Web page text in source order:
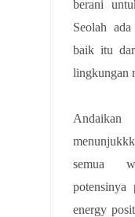
berani
Seolah
baik itu
lingkungan
semua
energy